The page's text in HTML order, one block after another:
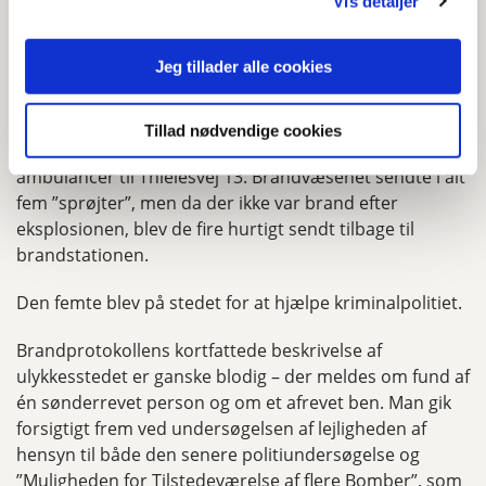
Jeg tillader alle cookies
Tillad nødvendige cookies
katastrofen frem til mig.
Af en håndskreven protokol over ambulancekørslen
fremgik det, at der den 25. august 1943 kl. 13,13 afgik to
ambulancer til Thielesvej 13. Brandvæsenet sendte i alt
fem ”sprøjter”, men da der ikke var brand efter
eksplosionen, blev de fire hurtigt sendt tilbage til
brandstationen.
Den femte blev på stedet for at hjælpe kriminalpolitiet.
Brandprotokollens kortfattede beskrivelse af
ulykkesstedet er ganske blodig – der meldes om fund af
én sønderrevet person og om et afrevet ben. Man gik
forsigtigt frem ved undersøgelsen af lejligheden af
hensyn til både den senere politiundersøgelse og
”Muligheden for Tilstedeværelse af flere Bomber”, som